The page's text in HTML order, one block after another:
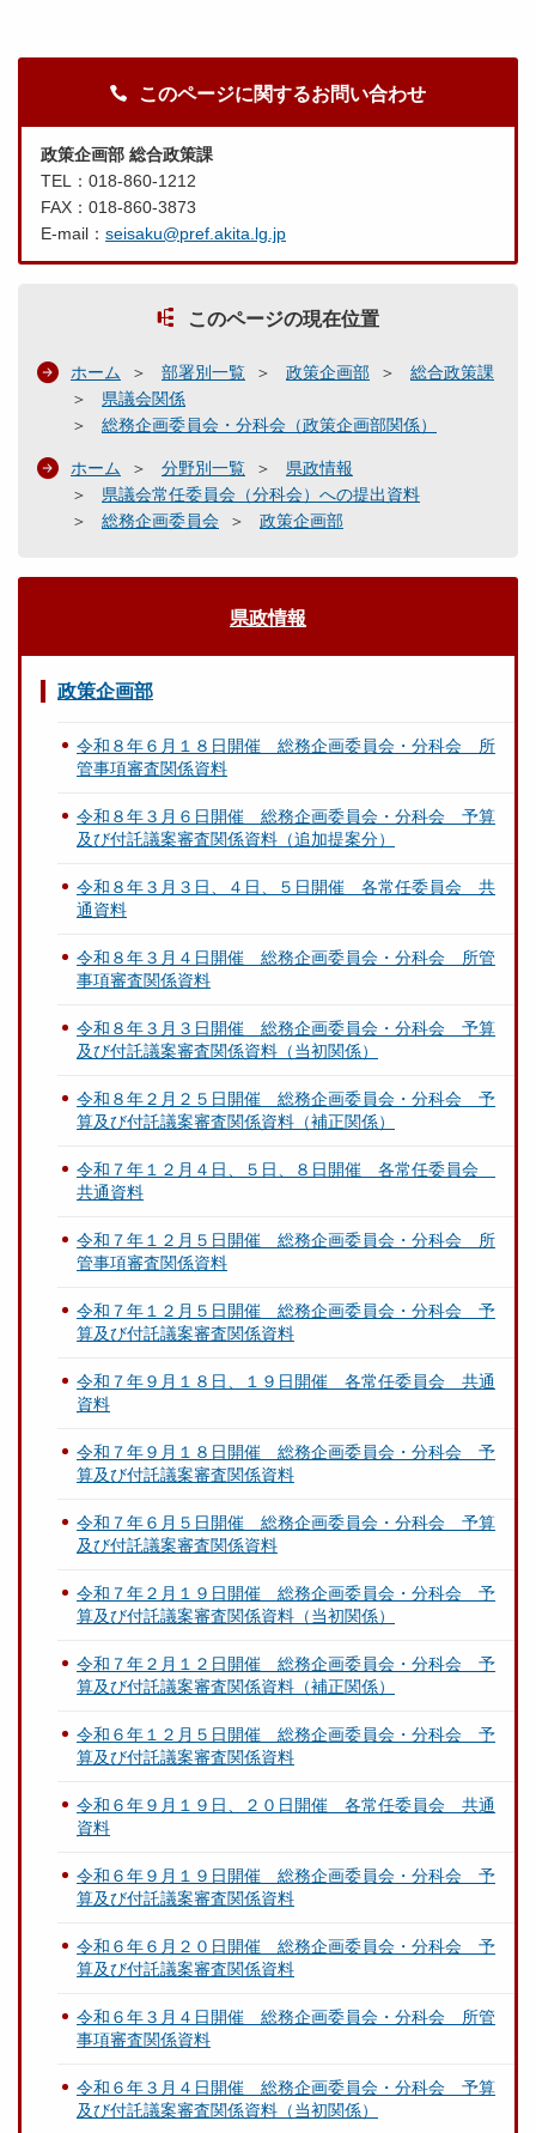
このページに関するお問い合わせ
政策企画部 総合政策課
TEL：018-860-1212
FAX：018-860-3873
E-mail： seisaku@pref.akita.lg.jp
このページの現在位置
ホーム 部署別一覧 政策企画部
総合政策課
県議会関係
総務企画委員会・分科会（政策企画部関係）
ホーム 分野別一覧
県政情報
県議会常任委員会（分科会）への提出資料
総務企画委員会
政策企画部
県政情報
政策企画部
令和８年６月１８日開催 総務企画委員会・分科会 所
管事項審査関係資料
令和８年３月６日開催 総務企画委員会・分科会 予算
及び付託議案審査関係資料（追加提案分）
令和８年３月３日、４日、５日開催 各常任委員会 共
通資料
令和８年３月４日開催 総務企画委員会・分科会 所管
事項審査関係資料
令和８年３月３日開催 総務企画委員会・分科会 予算
及び付託議案審査関係資料（当初関係）
令和８年２月２５日開催 総務企画委員会・分科会 予
算及び付託議案審査関係資料（補正関係）
令和７年１２月４日、５日、８日開催 各常任委員会
共通資料
令和７年１２月５日開催 総務企画委員会・分科会 所
管事項審査関係資料
令和７年１２月５日開催 総務企画委員会・分科会 予
算及び付託議案審査関係資料
令和７年９月１８日、１９日開催 各常任委員会 共通
資料
令和７年９月１８日開催 総務企画委員会・分科会 予
算及び付託議案審査関係資料
令和７年６月５日開催 総務企画委員会・分科会 予算
及び付託議案審査関係資料
令和７年２月１９日開催 総務企画委員会・分科会 予
算及び付託議案審査関係資料（当初関係）
令和７年２月１２日開催 総務企画委員会・分科会 予
算及び付託議案審査関係資料（補正関係）
令和６年１２月５日開催 総務企画委員会・分科会 予
算及び付託議案審査関係資料
令和６年９月１９日、２０日開催 各常任委員会 共通
資料
令和６年９月１９日開催 総務企画委員会・分科会 予
算及び付託議案審査関係資料
令和６年６月２０日開催 総務企画委員会・分科会 予
算及び付託議案審査関係資料
令和６年３月４日開催 総務企画委員会・分科会 所管
事項審査関係資料
令和６年３月４日開催 総務企画委員会・分科会 予算
及び付託議案審査関係資料（当初関係）